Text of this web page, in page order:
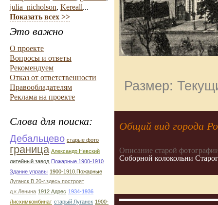
julia_nicholson, Kereall...
Показать всех >>
Это важно
О проекте
Вопросы и ответы
Рекомендуем
Отказ от ответственности
Правообладателям
Реклама на проекте
Слова для поиска:
Дебальцево старые фото
граница Александр Невский
литейный завод Пожарные.1900-1910
Здание управы 1900-1910.Пожарные
Луганск В 20-г.здесь построят
д.к.Ленина 1912 Адрес 1934-1936
Лисхимкомбинат старый Луганск 1900-
Размер:
Общий вид города
Описание старой
Соборной колокольни